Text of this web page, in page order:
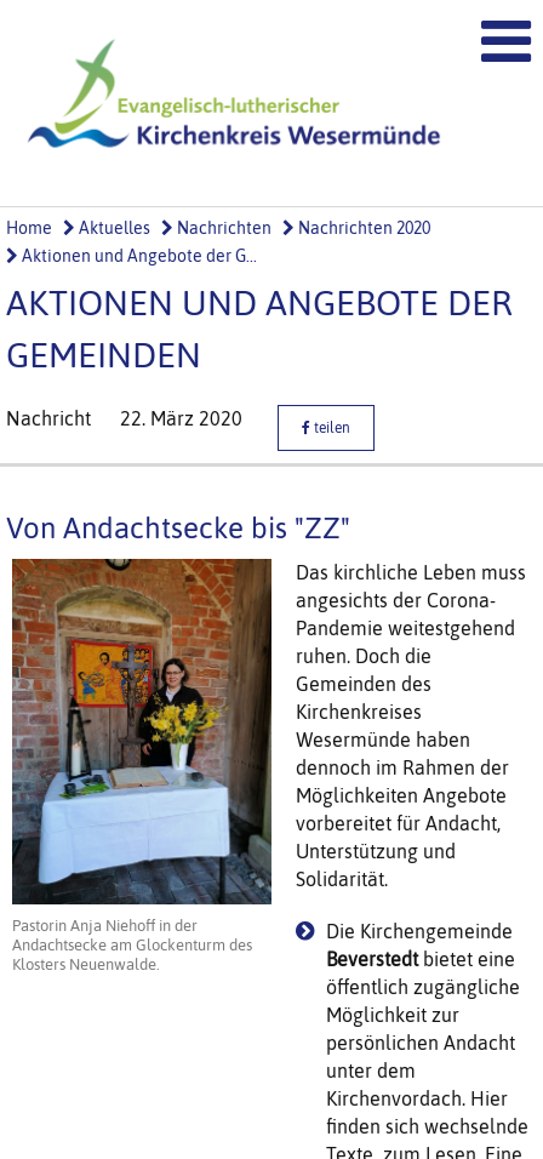
Home Aktuelles Nachrichten
Nachrichten 2020
Aktionen und Angebote der G...
AKTIONEN UND ANGEBOTE DER
GEMEINDEN
Nachricht 22. März 2020 teilen
Von Andachtsecke bis "ZZ"
Pastorin Anja Niehoff in der
Andachtsecke am Glockenturm des
Klosters Neuenwalde.
Das kirchliche Leben muss
angesichts der Corona-
Pandemie weitestgehend
ruhen. Doch die
Gemeinden des
Kirchenkreises
Wesermünde haben
dennoch im Rahmen der
Möglichkeiten Angebote
vorbereitet für Andacht,
Unterstützung und
Solidarität.
Die Kirchengemeinde
Beverstedt bietet eine
öffentlich zugängliche
Möglichkeit zur
persönlichen Andacht
unter dem
Kirchenvordach. Hier
finden sich wechselnde
Texte zum Lesen. Eine